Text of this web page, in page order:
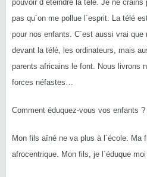
pouvoir d´éteindre la télé. Je ne
pas qu´on me pollue l´esprit. La télé
pour nos enfants. C´est aussi vrai
devant la télé, les ordinateurs, mais
parents africains le font. Nous livrons
forces néfastes…
Comment éduquez-vous vos enfants ?
Mon fils aîné ne va plus à l´école. Ma
afrocentrique. Mon fils, je l´éduque